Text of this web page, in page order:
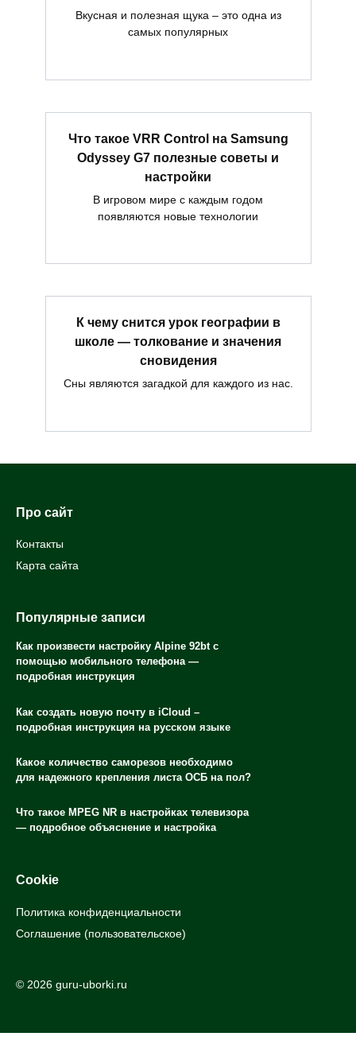
Вкусная и полезная щука – это одна из
самых популярных
Что такое VRR Control на Samsung
Odyssey G7 полезные советы и
настройки
В игровом мире с каждым годом
появляются новые технологии
К чему снится урок географии в
школе — толкование и значения
сновидения
Сны являются загадкой для каждого из нас.
Про сайт
Контакты
Карта сайта
Популярные записи
Как произвести настройку Alpine 92bt с
помощью мобильного телефона —
подробная инструкция
Как создать новую почту в iCloud –
подробная инструкция на русском языке
Какое количество саморезов необходимо
для надежного крепления листа ОСБ на пол?
Что такое MPEG NR в настройках телевизора
— подробное объяснение и настройка
Cookie
Политика конфиденциальности
Соглашение (пользовательское)
© 2026 guru-uborki.ru